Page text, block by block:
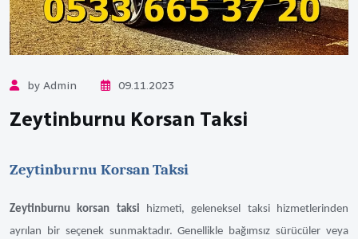
by Admin 09.11.2023
Zeytinburnu Korsan Taksi
Zeytinburnu Korsan Taksi
Zeytinburnu korsan taksi hizmeti, geleneksel taksi hizmetlerinden
ayrılan bir seçenek sunmaktadır. Genellikle bağımsız sürücüler veya